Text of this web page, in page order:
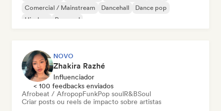
Comercial / Mainstream
Dancehall
Dance pop
Hip-hop
Pop soul
NOVO
Zhakira Razhé
Influenciador
< 100 feedbacks enviados
Afrobeat / AfropopFunkPop soulR&BSoul
Criar posts ou reels de impacto sobre artistas